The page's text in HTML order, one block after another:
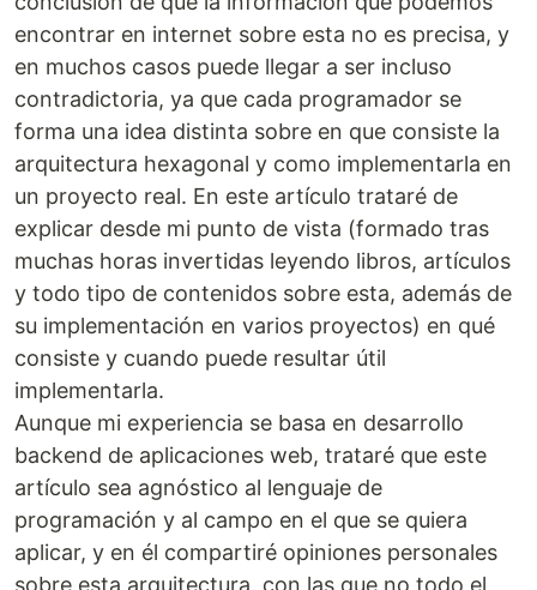
encontrar en internet sobre esta no es precisa, y
en muchos casos puede llegar a ser incluso
contradictoria, ya que cada programador se
forma una idea distinta sobre en que consiste la
arquitectura hexagonal y como implementarla en
un proyecto real. En este artículo trataré de
explicar desde mi punto de vista (formado tras
muchas horas invertidas leyendo libros, artículos
y todo tipo de contenidos sobre esta, además de
su implementación en varios proyectos) en qué
consiste y cuando puede resultar útil
implementarla.
Aunque mi experiencia se basa en desarrollo
backend de aplicaciones web, trataré que este
artículo sea agnóstico al lenguaje de
programación y al campo en el que se quiera
aplicar, y en él compartiré opiniones personales
sobre esta arquitectura, con las que no todo el